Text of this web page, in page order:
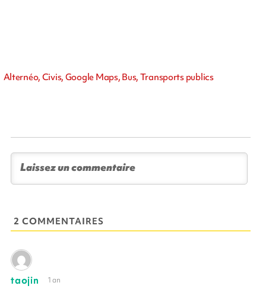
Alternéo, Civis, Google Maps, Bus, Transports publics
2 COMMENTAIRES
taojin 1 an